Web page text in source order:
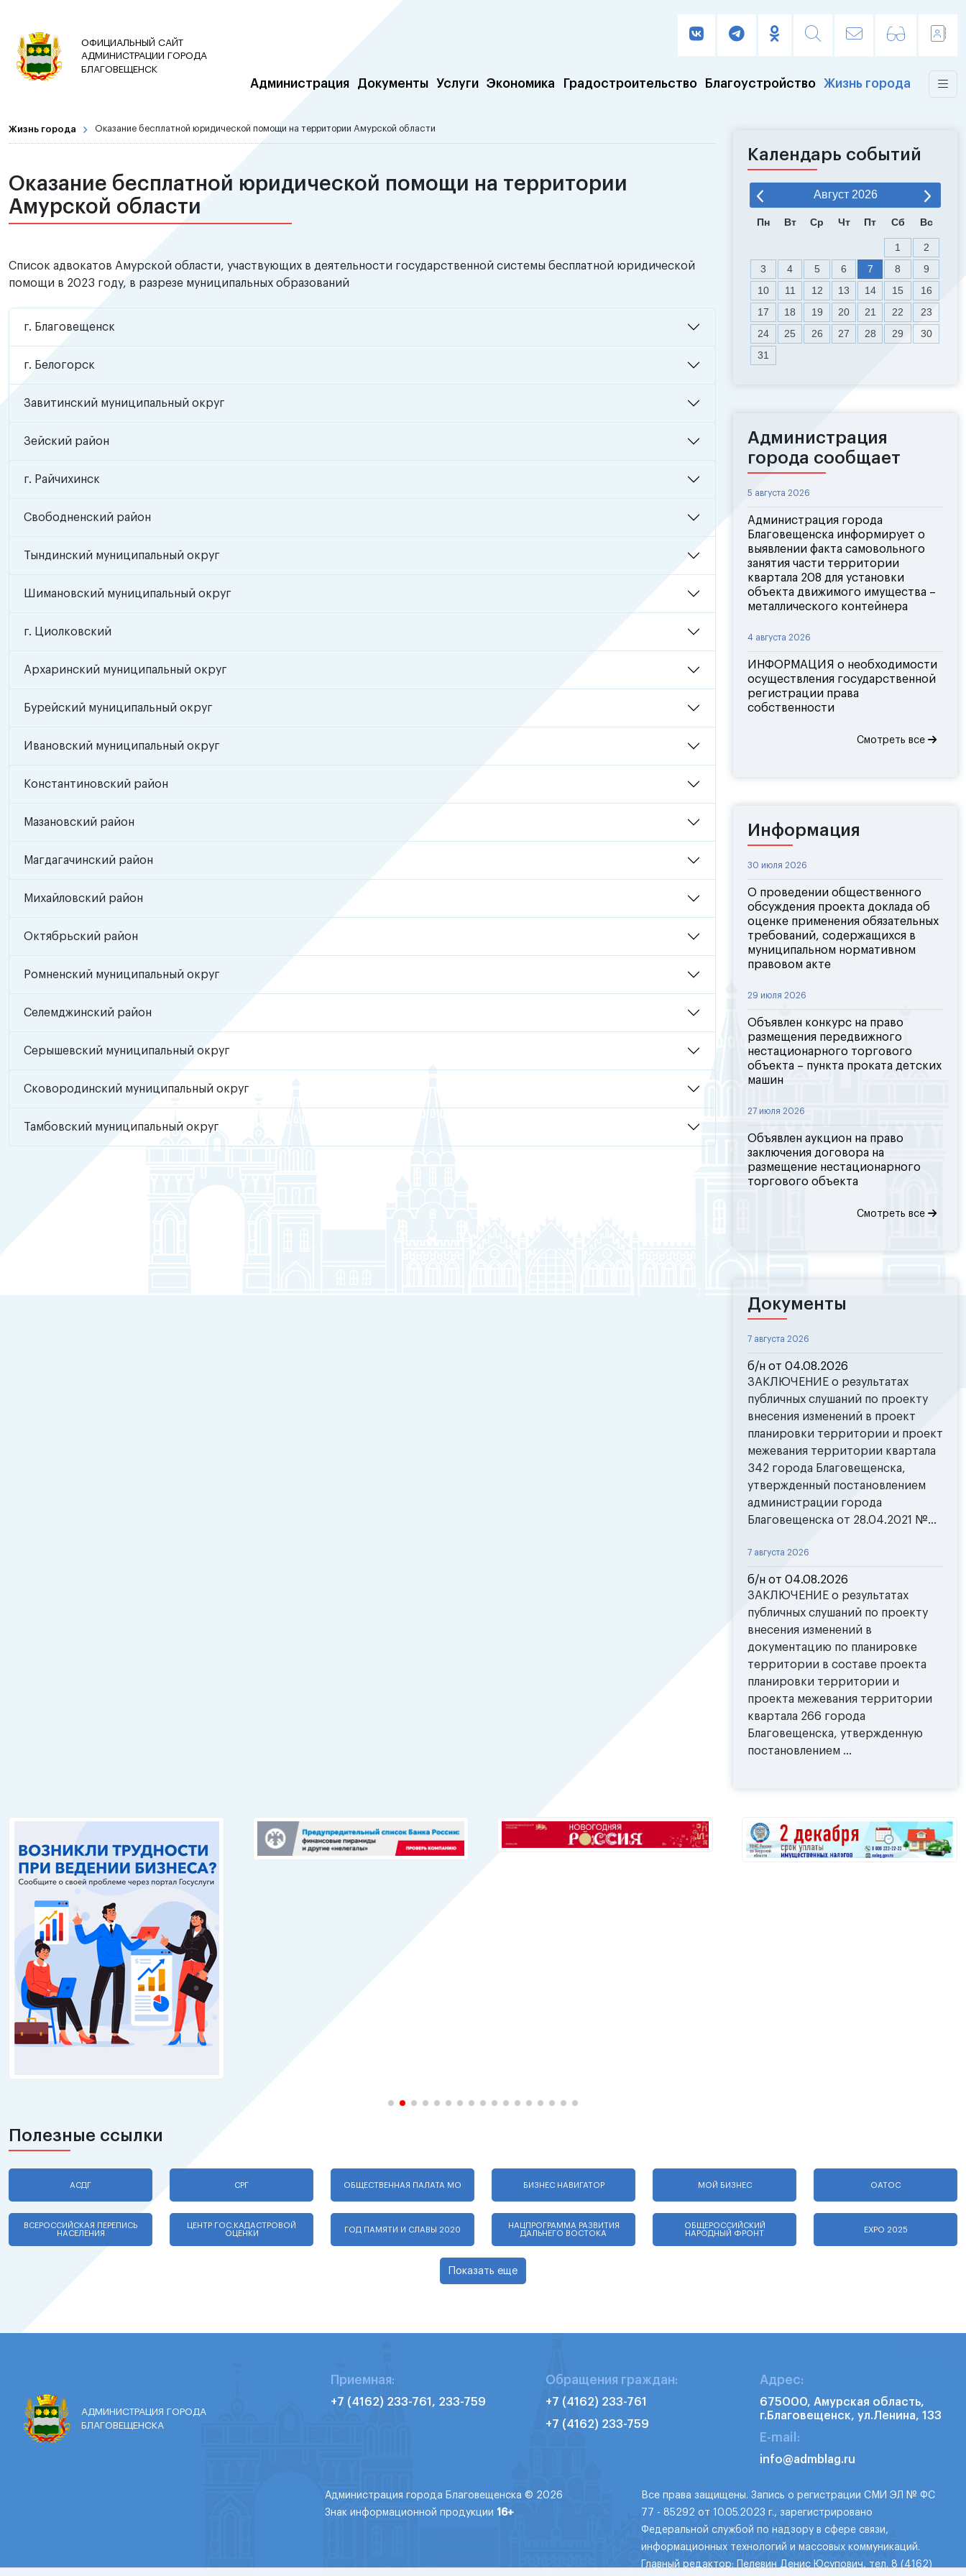
ОФИЦИАЛЬНЫЙ САЙТ
АДМИНИСТРАЦИИ ГОРОДА
БЛАГОВЕЩЕНСК
Администрация Документы Услуги Экономика Градостроительство Благоустройство Жизнь города
Жизнь города Оказание бесплатной юридической помощи на территории Амурской области
Оказание бесплатной юридической помощи на территории
Амурской области
Список адвокатов Амурской области, участвующих в деятельности государственной системы бесплатной юридической
помощи в 2023 году, в разрезе муниципальных образований
г. Благовещенск
г. Белогорск
Завитинский муниципальный округ
Зейский район
г. Райчихинск
Свободненский район
Тындинский муниципальный округ
Шимановский муниципальный округ
г. Циолковский
Архаринский муниципальный округ
Бурейский муниципальный округ
Ивановский муниципальный округ
Константиновский район
Мазановский район
Магдагачинский район
Михайловский район
Октябрьский район
Ромненский муниципальный округ
Селемджинский район
Серышевский муниципальный округ
Сковородинский муниципальный округ
Тамбовский муниципальный округ
Календарь событий
Август 2026
Пн Вт Ср Чт Пт Сб Вс
1
2
3
4 5 6 7 8
9
10
11 12 13 14 15
16
17
18 19 20 21 22
23
24
25 26 27 28 29
30
31
Администрация
города сообщает
5 августа 2026
Администрация города
Благовещенска информирует о
выявлении факта самовольного
занятия части территории
квартала 208 для установки
объекта движимого имущества –
металлического контейнера
4 августа 2026
ИНФОРМАЦИЯ о необходимости
осуществления государственной
регистрации права
собственности
Смотреть все
Информация
30 июля 2026
О проведении общественного
обсуждения проекта доклада об
оценке применения обязательных
требований, содержащихся в
муниципальном нормативном
правовом акте
29 июля 2026
Объявлен конкурс на право
размещения передвижного
нестационарного торгового
объекта – пункта проката детских
машин
27 июля 2026
Объявлен аукцион на право
заключения договора на
размещение нестационарного
торгового объекта
Смотреть все
Документы
7 августа 2026
б/н от 04.08.2026
ЗАКЛЮЧЕНИЕ о результатах
публичных слушаний по проекту
внесения изменений в проект
планировки территории и проект
межевания территории квартала
342 города Благовещенска,
утвержденный постановлением
администрации города
Благовещенска от 28.04.2021 №...
7 августа 2026
б/н от 04.08.2026
ЗАКЛЮЧЕНИЕ о результатах
публичных слушаний по проекту
внесения изменений в
документацию по планировке
территории в составе проекта
планировки территории и
проекта межевания территории
квартала 266 города
Благовещенска, утвержденную
постановлением ...
Полезные ссылки
АСДГ СРГ ОБЩЕСТВЕННАЯ ПАЛАТА МО БИЗНЕС НАВИГАТОР МОЙ БИЗНЕС ОАТОС
ВСЕРОССИЙСКАЯ ПЕРЕПИСЬ
НАСЕЛЕНИЯ
ЦЕНТР ГОС.КАДАСТРОВОЙ
ОЦЕНКИ
ГОД ПАМЯТИ И СЛАВЫ 2020
НАЦПРОГРАММА РАЗВИТИЯ
ДАЛЬНЕГО ВОСТОКА
ОБЩЕРОССИЙСКИЙ
НАРОДНЫЙ ФРОНТ
EXPO 2025
Показать еще
АДМИНИСТРАЦИЯ ГОРОДА
БЛАГОВЕЩЕНСКА
Приемная:
+7 (4162) 233-761, 233-759
Обращения граждан:
+7 (4162) 233-761
+7 (4162) 233-759
Адрес:
675000, Амурская область,
г.Благовещенск, ул.Ленина, 133
E-mail:
info@admblag.ru
Администрация города Благовещенска © 2026
Знак информационной продукции 16+
Все права защищены. Запись о регистрации СМИ ЭЛ № ФС
77 - 85292 от 10.05.2023 г., зарегистрировано
Федеральной службой по надзору в сфере связи,
информационных технологий и массовых коммуникаций.
Главный редактор: Пелевин Денис Юсупович, тел. 8 (4162)